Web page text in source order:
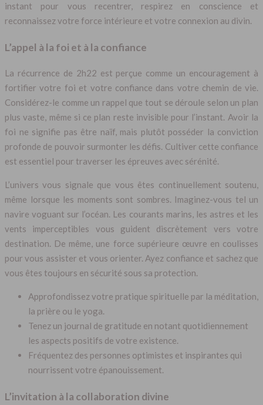
instant pour vous recentrer, respirez en conscience et
reconnaissez votre force intérieure et votre connexion au divin.
L’appel à la foi et à la confiance
La récurrence de 2h22 est perçue comme un encouragement à
fortifier votre foi et votre confiance dans votre chemin de vie.
Considérez-le comme un rappel que tout se déroule selon un plan
plus vaste, même si ce plan reste invisible pour l’instant. Avoir la
foi ne signifie pas être naïf, mais plutôt posséder la conviction
profonde de pouvoir surmonter les défis. Cultiver cette confiance
est essentiel pour traverser les épreuves avec sérénité.
L’univers vous signale que vous êtes continuellement soutenu,
même lorsque les moments sont sombres. Imaginez-vous tel un
navire voguant sur l’océan. Les courants marins, les astres et les
vents imperceptibles vous guident discrètement vers votre
destination. De même, une force supérieure œuvre en coulisses
pour vous assister et vous orienter. Ayez confiance et sachez que
vous êtes toujours en sécurité sous sa protection.
Approfondissez votre pratique spirituelle par la méditation,
la prière ou le yoga.
Tenez un journal de gratitude en notant quotidiennement
les aspects positifs de votre existence.
Fréquentez des personnes optimistes et inspirantes qui
nourrissent votre épanouissement.
L’invitation à la collaboration divine